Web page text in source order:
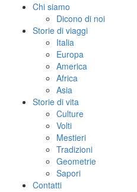
Chi siamo
Dicono di noi
Storie di viaggi
Italia
Europa
America
Africa
Asia
Storie di vita
Culture
Volti
Mestieri
Tradizioni
Geometrie
Sapori
Contatti